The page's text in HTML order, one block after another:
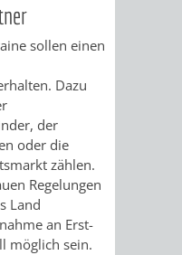
/
JÄHRLICHE
sollen einen
Dazu
der
oder die
zählen.
Regelungen
Land
an Erst-
möglich sein.